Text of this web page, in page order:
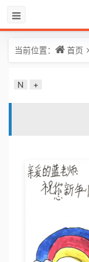
当前位置： 首页
N +